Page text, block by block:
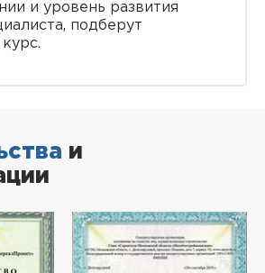
и уровень развития
подберут
и